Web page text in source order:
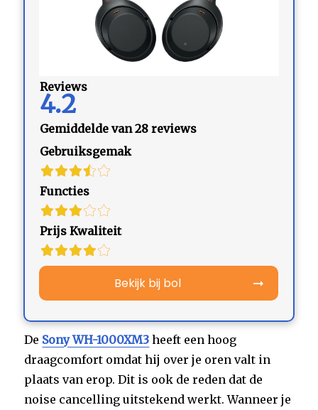
Reviews
4.2
Gemiddelde van 28 reviews
Gebruiksgemak
Functies
Prijs Kwaliteit
Bekijk bij bol
De Sony WH-1000XM3 heeft een hoog
draagcomfort omdat hij over je oren valt in
plaats van erop. Dit is ook de reden dat de
noise cancelling uitstekend werkt. Wanneer je